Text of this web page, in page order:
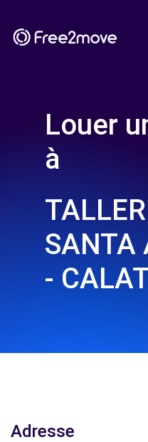
Louer
à
SANTA
-
Adresse